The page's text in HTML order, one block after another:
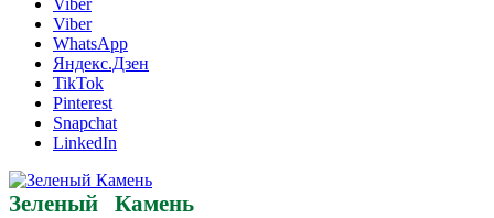
Viber
Viber
WhatsApp
Яндекс.Дзен
TikTok
Pinterest
Snapchat
LinkedIn
Зеленый Камень